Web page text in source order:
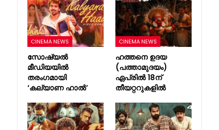
CINEMA NEWS
സോഷ്യൽ
മീഡിയയിൽ
തരംഗമായി
‘കല്യാണ ഹാൽ’
CINEMA NEWS
ഹത്തനെ ഉദയ
(പത്താമുദയം)
ഏപ്രിൽ 18ന്
തീയറ്ററുകളിൽ